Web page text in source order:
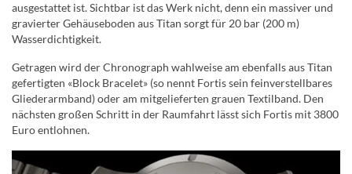
ausgestattet ist. Sichtbar ist das Werk nicht, denn ein massiver und
gravierter Gehäuseboden aus Titan sorgt für 20 bar (200 m)
Wasserdichtigkeit.
Getragen wird der Chronograph wahlweise am ebenfalls aus Titan
gefertigten «Block Bracelet» (so nennt Fortis sein feinverstellbares
Gliederarmband) oder am mitgelieferten grauen Textilband. Den
nächsten großen Schritt in der Raumfahrt lässt sich Fortis mit 3800
Euro entlohnen.